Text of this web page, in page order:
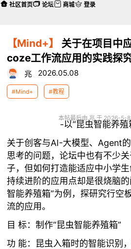
【Mind+】
关于在项目中
coze工作流应用的实践探
兆 2026.05.08
#Mind+ #教程
本帖最后由 兆 于 2026-5-
-以“昆虫智能养殖
关于创客与AI-大模型、Agent
思考的问题，论坛中也有不少
子，但如何打造能适应中小学
持续进阶的应用点却是很烧脑
智能养殖箱”为例，探研究行空
流的应用。
目 标：制作“昆虫智能养殖箱”
功 能：昆虫入箱时的智能识别
社区首页 论坛 商城 登录